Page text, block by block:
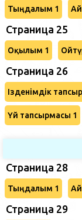
Тыңдалым 1
Страница 25
Оқылым 1
Страница 26
Ізденімдік
Үй тапсырмасы 1
Страница 28
Тыңдалым 1
Страница 29